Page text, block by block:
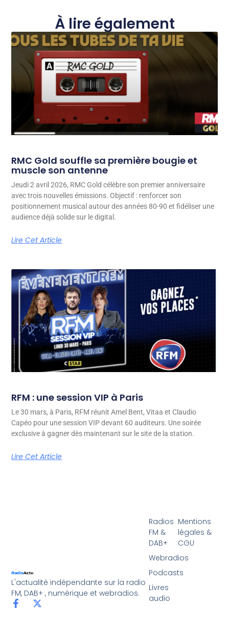
À lire également
RMC Gold souffle sa première bougie et
muscle son antenne
Jeudi 2 avril 2026, RMC Gold célèbre son premier anniversaire
avec trois nouvelles émissions. Objectif : renforcer son
positionnement musical autour des années 80-90 et fidéliser une
audience déjà solide sur le digital.
Lire Cet Article
RFM : une session VIP à Paris
Le 30 mars, à Paris, RFM réunit Amel Bent, Vitaa et Claudio
Capéo pour une session VIP devant 60 auditeurs. Une soirée
exclusive à gagner dès maintenant sur le site de la station.
Lire Cet Article
L'actualité indépendante sur la radio
FM, DAB+ , numérique et webradios.
Radios
FM &
DAB+
Webradios
Podcasts
Livres
audio
Mentions
légales &
CGU